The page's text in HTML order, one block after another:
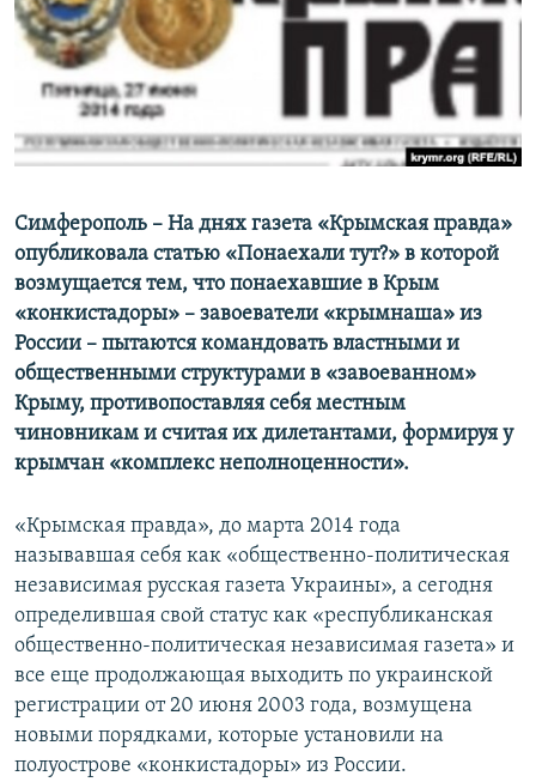
ПОБЕДИТЕЛЕЙ НЕ СУДЯТ?
КРЫМ.НЕПОКОРЕННЫЙ
ELIFBE
УКРАИНСКАЯ ПРОБЛЕМА КРЫМА
ПРИСОЕДИНЯЙТЕСЬ!
Симферополь – На днях газета «Крымская правда»
опубликовала статью «Понаехали тут?» в которой
возмущается тем, что понаехавшие в Крым
«конкистадоры» – завоеватели «крымнаша» из
России – пытаются командовать властными и
общественными структурами в «завоеванном»
Крыму, противопоставляя себя местным
чиновникам и считая их дилетантами, формируя у
крымчан «комплекс неполноценности».
«Крымская правда», до марта 2014 года
называвшая себя как «общественно-политическая
независимая русская газета Украины», а сегодня
определившая свой статус как «республиканская
общественно-политическая независимая газета» и
все еще продолжающая выходить по украинской
регистрации от 20 июня 2003 года, возмущена
новыми порядками, которые установили на
полуострове «конкистадоры» из России.